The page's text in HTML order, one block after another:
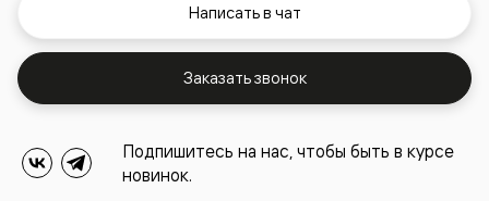
Написать в чат
Заказать звонок
Подпишитесь на нас, чтобы быть в курсе
новинок.